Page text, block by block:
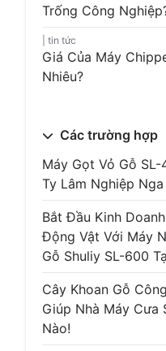
Trống Công
tin tức
Giá Của Máy
Nhiêu?
Các trường hợp
Máy Gọt Vỏ Gỗ
Ty Lâm Nghiệp Nga
Bắt Đầu Kinh
Động Vật Với Máy
Gỗ Shuliy SL-600
Cây Khoan Gỗ
Giúp Nhà Máy Cưa
Nào!